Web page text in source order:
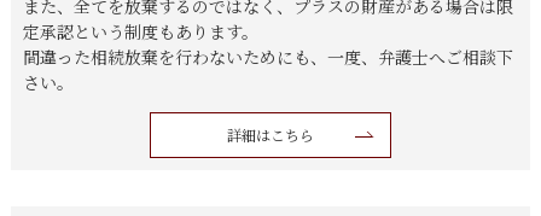
また、全てを放棄するのではなく、プラスの財産がある場合は限
定承認という制度もあります。
間違った相続放棄を行わないためにも、一度、弁護士へご相談下
さい。
詳細はこちら